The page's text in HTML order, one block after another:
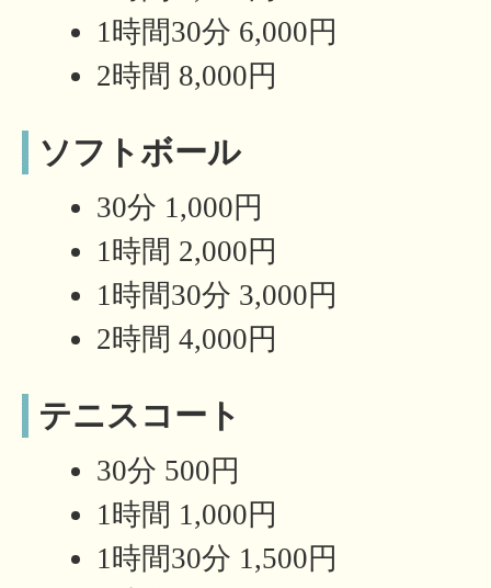
1時間30分 6,000円
2時間 8,000円
ソフトボール
30分 1,000円
1時間 2,000円
1時間30分 3,000円
2時間 4,000円
テニスコート
30分 500円
1時間 1,000円
1時間30分 1,500円